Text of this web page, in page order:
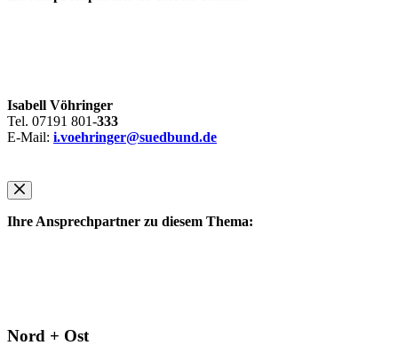
Isabell Vöhringer
Tel. 07191 801-333
E-Mail: i.voehringer@suedbund.de
Ihre Ansprechpartner zu diesem Thema:
Nord + Ost